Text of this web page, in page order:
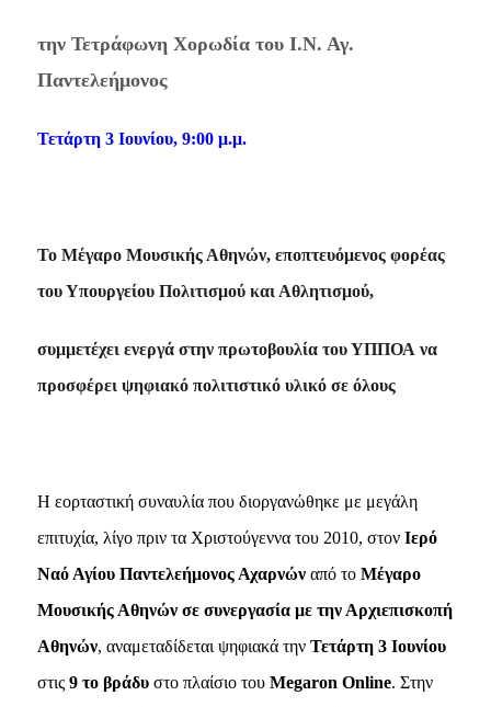
την Τετράφωνη Χορωδία του Ι.Ν. Αγ.
Παντελεήμονος
Τετάρτη 3 Ιουνίου, 9:00 μ.μ.
Το Μέγαρο Μουσικής Αθηνών, εποπτευόμενος φορέας
του Υπουργείου Πολιτισμού και Αθλητισμού,
συμμετέχει ενεργά στην πρωτοβουλία του ΥΠΠΟΑ να
προσφέρει ψηφιακό πολιτιστικό υλικό σε όλους
Η εορταστική συναυλία που διοργανώθηκε με μεγάλη
επιτυχία, λίγο πριν τα Χριστούγεννα του 2010, στον Ιερό
Ναό Αγίου Παντελεήμονος Αχαρνώναπό το Μέγαρο
Μουσικής Αθηνών σε συνεργασία με την Αρχιεπισκοπή
Αθηνών, αναμεταδίδεται ψηφιακά την Τετάρτη 3 Ιουνίου
στις 9 το βράδυστο πλαίσιο του Megaron Online. Στην